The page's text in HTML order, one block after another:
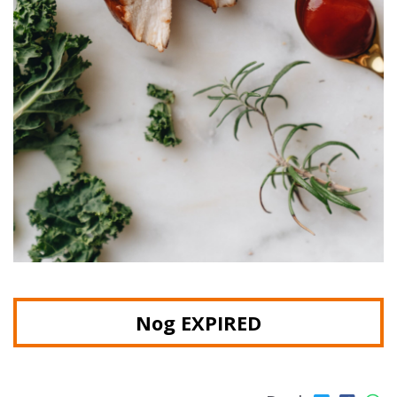
Nog EXPIRED